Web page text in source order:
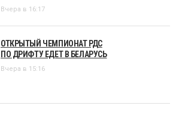
Вчера в 16:17
ОТКРЫТЫЙ ЧЕМПИОНАТ РДС
ПО ДРИФТУ ЕДЕТ В БЕЛАРУСЬ
Вчера в 15:16